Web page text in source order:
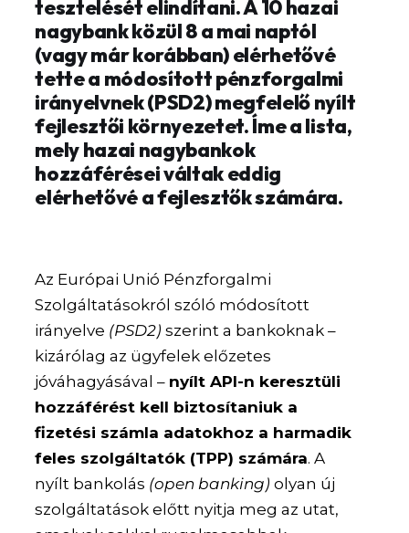
tesztelését elindítani. A 10 hazai
nagybank közül 8 a mai naptól
(vagy már korábban) elérhetővé
tette a módosított pénzforgalmi
irányelvnek (PSD2) megfelelő nyílt
fejlesztői környezetet. Íme a lista,
mely hazai nagybankok
hozzáférései váltak eddig
elérhetővé a fejlesztők számára.
Az Európai Unió Pénzforgalmi
Szolgáltatásokról szóló módosított
irányelve (PSD2) szerint a bankoknak –
kizárólag az ügyfelek előzetes
jóváhagyásával – nyílt API-n keresztüli
hozzáférést kell biztosítaniuk a
fizetési számla adatokhoz a harmadik
feles szolgáltatók (TPP) számára. A
nyílt bankolás (open banking) olyan új
szolgáltatások előtt nyitja meg az utat,